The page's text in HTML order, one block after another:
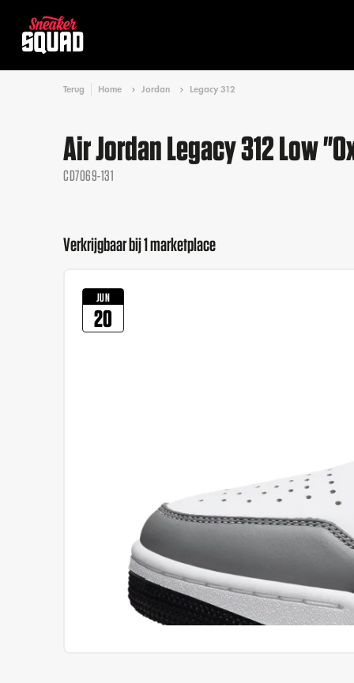
Terug Home Jordan Legacy 312
Air Jordan Legacy 312 Low
CD7069-131
Verkrijgbaar bij 1 marketplace
JUN
20